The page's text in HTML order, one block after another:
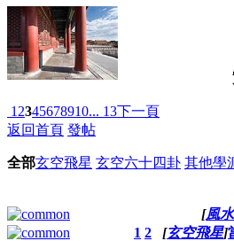
1 2345678910... 13下一頁
返回首頁 發帖
全部玄空飛星 玄空六十四卦 其他學
[風
1 2 [玄空飛星]